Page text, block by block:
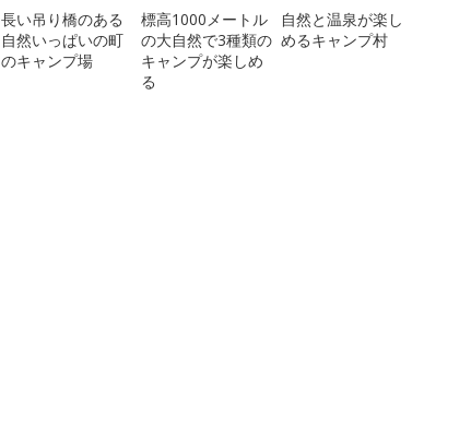
長い吊り橋のある
自然いっぱいの町
のキャンプ場
標高1000メートル
の大自然で3種類の
キャンプが楽しめ
る
自然と温泉が楽し
めるキャンプ村